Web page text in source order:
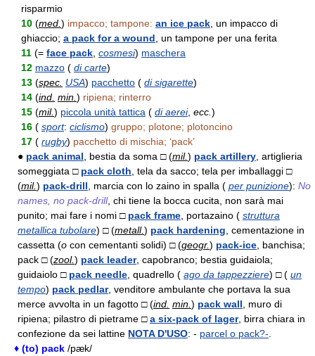
risparmio
10 (med. ) impacco; tampone: an ice pack , un impacco di
ghiaccio; a pack for a wound , un tampone per una ferita
11 (= face pack cosmesi) maschera
12 mazzo ( di carte)
13 (spec. USA) pacchetto ( di sigarette)
14 (ind. min. ) ripiena; rinterro
15 (mil.) piccola unità tattica ( di aerei, ecc. )
16 ( sport: ciclismo) gruppo; plotone; plotoncino
17 ( rugby) pacchetto di mischia; ‘pack’
● pack animal , bestia da soma □ (mil.) pack artillery , artiglieria
someggiata □ pack cloth , tela da sacco; tela per imballaggi □
(mil.) pack-drill , marcia con lo zaino in spalla ( per punizione): No
names, no pack-drill, chi tiene la bocca cucita, non sarà mai
punito; mai fare i nomi □ pack frame , portazaino ( struttura
metallica tubolare) □ (metall.) pack hardening , cementazione in
cassetta (o con cementanti solidi) □ (geogr.) pack-ice , banchisa;
pack □ (zool.) pack leader, capobranco; bestia guidaiola;
guidaiolo □ pack needle , quadrello ( ago da tappezziere) □ ( un
tempo) pack pedlar, venditore ambulante che portava la sua
merce avvolta in un fagotto □ (ind. min. ) pack wall , muro di
ripiena; pilastro di pietrame □a six-pack of lager, birra chiara in
confezione da sei lattine NOTA D'USO: - parcel o pack?-
♦ (to) pack /pæk/